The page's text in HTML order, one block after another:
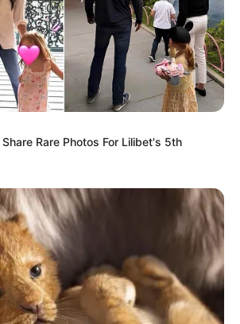
Rare Photos For Lilibet's 5th